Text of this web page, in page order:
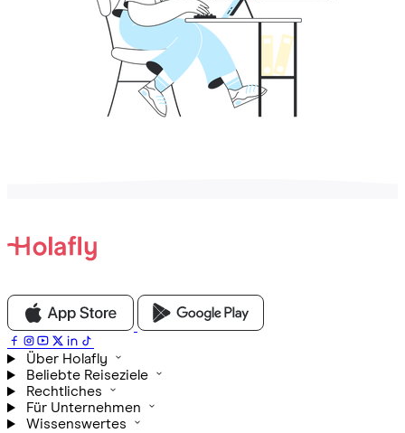
Über Holafly
Beliebte Reiseziele
Rechtliches
Für Unternehmen
Wissenswertes